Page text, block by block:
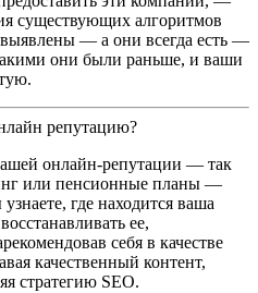
существующих алгоритмов
— а они всегда есть —
они были раньше, и ваши
репутацию?
онлайн-репутации — так
или пенсионные планы —
где находится ваша
ее,
себя в качестве
качественный контент,
стратегию SEO.